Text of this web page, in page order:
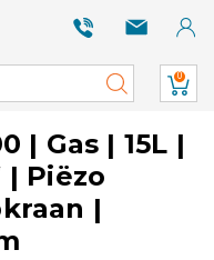
0
| Gas | 15L |
| Piëzo
|